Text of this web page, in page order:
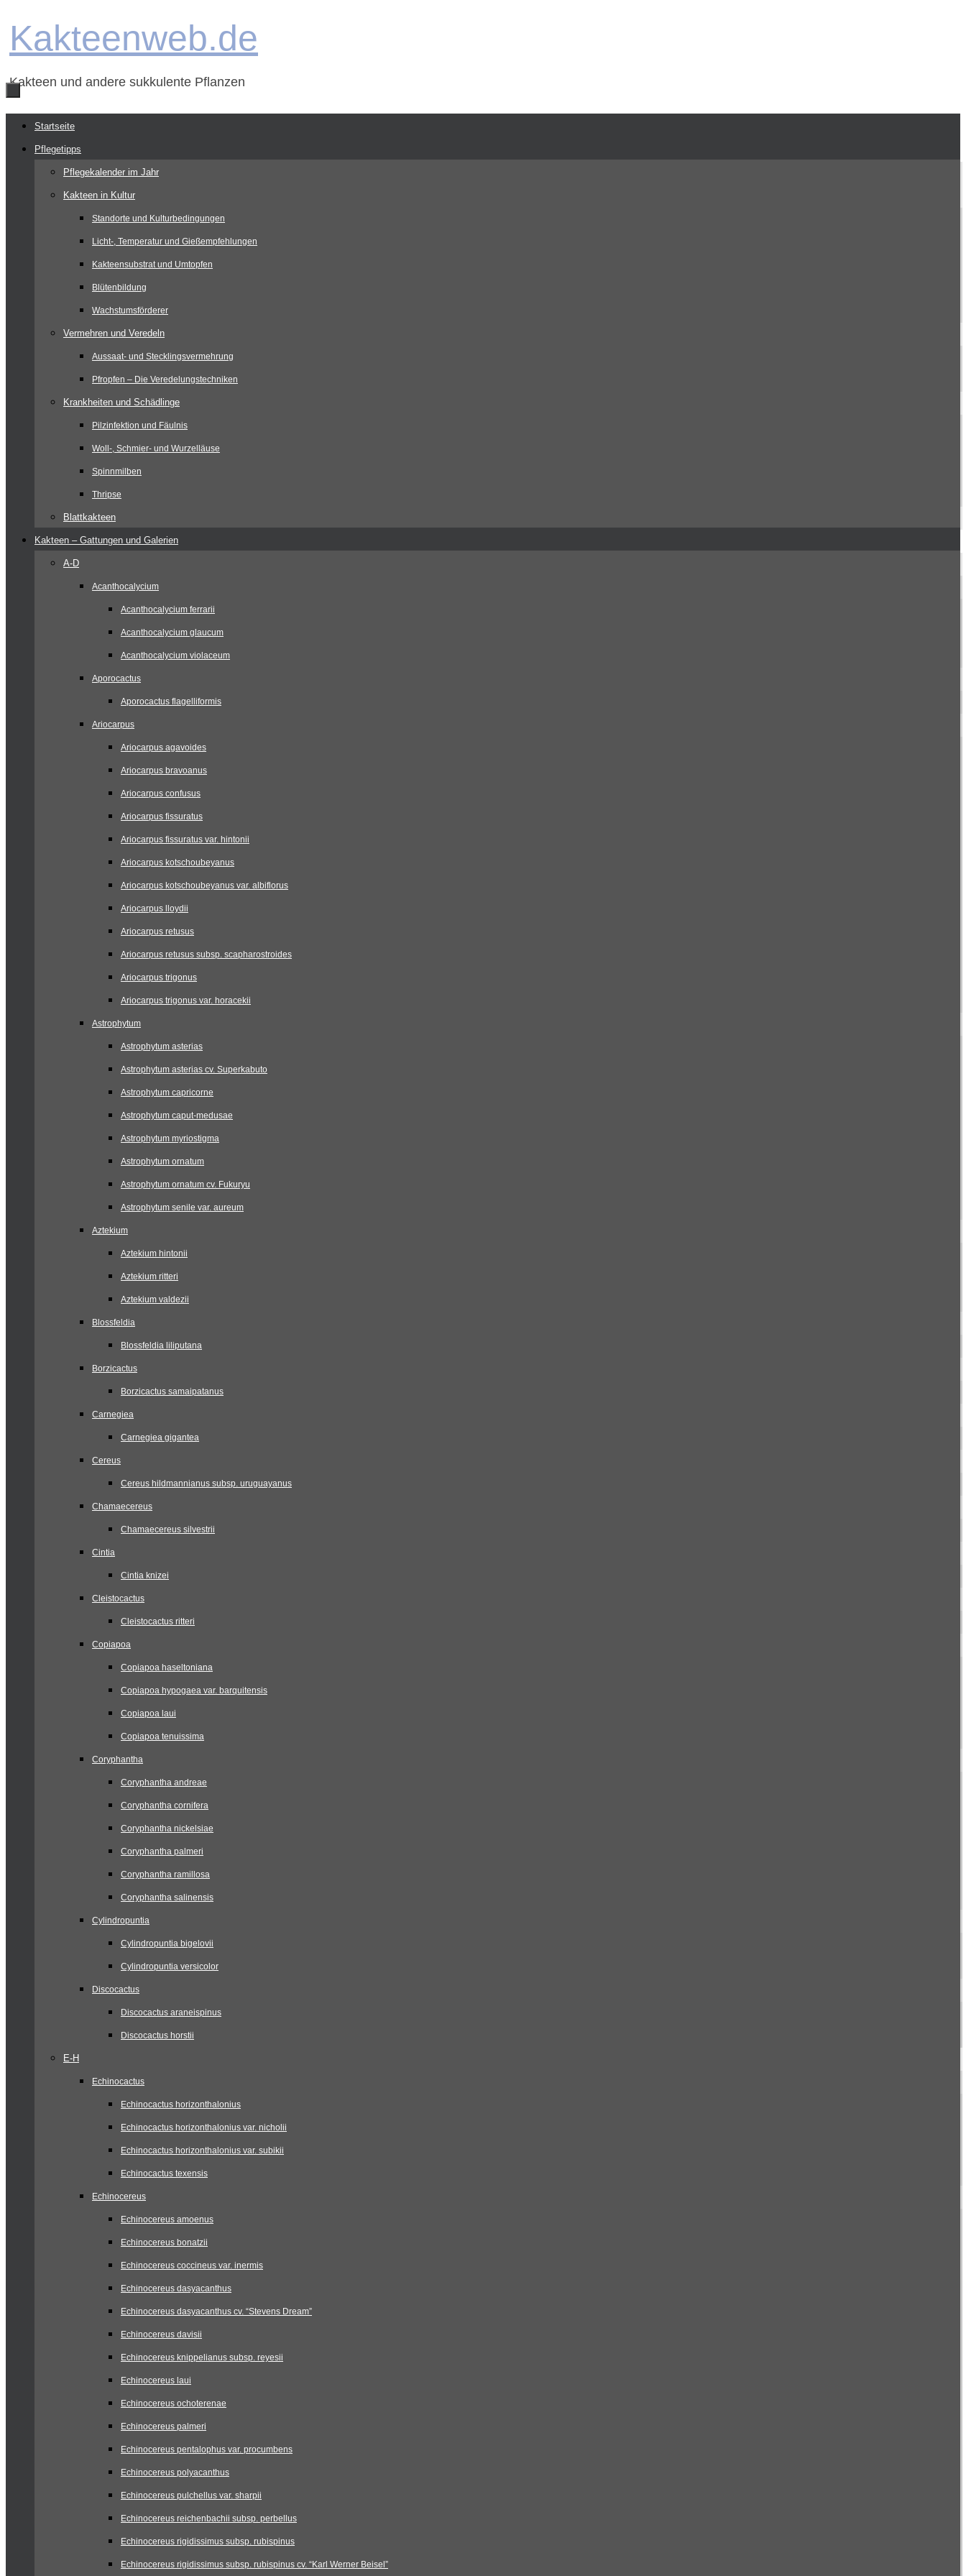
Inhalt
Kakteenweb.de
Kakteen und andere sukkulente Pflanzen
Zum
Inhalt
springen
Startseite
Pflegetipps
Pflegekalender im Jahr
Kakteen in Kultur
Standorte und Kulturbedingungen
Licht-, Temperatur und Gießempfehlungen
Kakteensubstrat und Umtopfen
Blütenbildung
Wachstumsförderer
Vermehren und Veredeln
Aussaat- und Stecklingsvermehrung
Pfropfen – Die Veredelungstechniken
Krankheiten und Schädlinge
Pilzinfektion und Fäulnis
Woll-, Schmier- und Wurzelläuse
Spinnmilben
Thripse
Blattkakteen
Kakteen – Gattungen und Galerien
A-D
Acanthocalycium
Acanthocalycium ferrarii
Acanthocalycium glaucum
Acanthocalycium violaceum
Aporocactus
Aporocactus flagelliformis
Ariocarpus
Ariocarpus agavoides
Ariocarpus bravoanus
Ariocarpus confusus
Ariocarpus fissuratus
Ariocarpus fissuratus var. hintonii
Ariocarpus kotschoubeyanus
Ariocarpus kotschoubeyanus var. albiflorus
Ariocarpus lloydii
Ariocarpus retusus
Ariocarpus retusus subsp. scapharostroides
Ariocarpus trigonus
Ariocarpus trigonus var. horacekii
Astrophytum
Astrophytum asterias
Astrophytum asterias cv. Superkabuto
Astrophytum capricorne
Astrophytum caput-medusae
Astrophytum myriostigma
Astrophytum ornatum
Astrophytum ornatum cv. Fukuryu
Astrophytum senile var. aureum
Aztekium
Aztekium hintonii
Aztekium ritteri
Aztekium valdezii
Blossfeldia
Blossfeldia liliputana
Borzicactus
Borzicactus samaipatanus
Carnegiea
Carnegiea gigantea
Cereus
Cereus hildmannianus subsp. uruguayanus
Chamaecereus
Chamaecereus silvestrii
Cintia
Cintia knizei
Cleistocactus
Cleistocactus ritteri
Copiapoa
Copiapoa haseltoniana
Copiapoa hypogaea var. barquitensis
Copiapoa laui
Copiapoa tenuissima
Coryphantha
Coryphantha andreae
Coryphantha cornifera
Coryphantha nickelsiae
Coryphantha palmeri
Coryphantha ramillosa
Coryphantha salinensis
Cylindropuntia
Cylindropuntia bigelovii
Cylindropuntia versicolor
Discocactus
Discocactus araneispinus
Discocactus horstii
E-H
Echinocactus
Echinocactus horizonthalonius
Echinocactus horizonthalonius var. nicholii
Echinocactus horizonthalonius var. subikii
Echinocactus texensis
Echinocereus
Echinocereus amoenus
Echinocereus bonatzii
Echinocereus coccineus var. inermis
Echinocereus dasyacanthus
Echinocereus dasyacanthus cv. “Stevens Dream”
Echinocereus davisii
Echinocereus knippelianus subsp. reyesii
Echinocereus laui
Echinocereus ochoterenae
Echinocereus palmeri
Echinocereus pentalophus var. procumbens
Echinocereus polyacanthus
Echinocereus pulchellus var. sharpii
Echinocereus reichenbachii subsp. perbellus
Echinocereus rigidissimus subsp. rubispinus
Echinocereus rigidissimus subsp. rubispinus cv. “Karl Werner Beisel”